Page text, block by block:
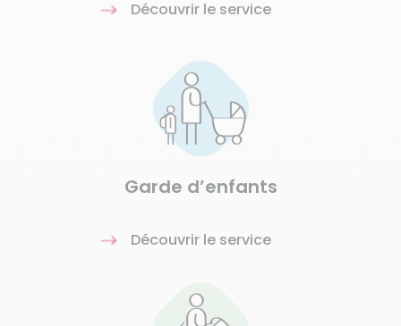
Découvrir le service
Garde d’enfants
Découvrir le service